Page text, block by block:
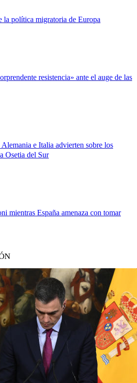
la política migratoria de Europa
resistencia» ante el auge de las
e Italia advierten sobre los
Osetia del Sur
mientras España amenaza con tomar